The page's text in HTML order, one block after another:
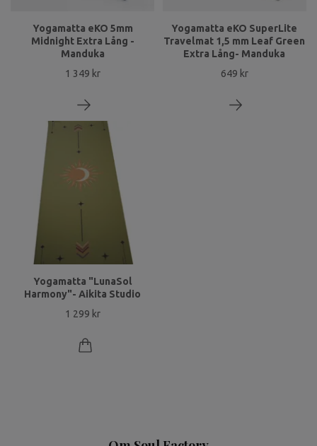
Yogamatta eKO 5mm
Midnight Extra Lång -
Manduka
1 349 kr
Yogamatta eKO SuperLite
Travelmat 1,5 mm Leaf Green
Extra Lång- Manduka
649 kr
Yogamatta "LunaSol
Harmony"- Aikita Studio
1 299 kr